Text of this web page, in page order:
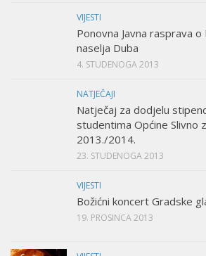
VIJESTI
Ponovna Javna rasprava
naselja Duba
4. STUDENOGA 2013
NATJEČAJI
Natječaj za dodjelu
studentima Općine Slivno
2013./2014.
23. STUDENOGA 2013
VIJESTI
Božićni koncert Gradske
19. PROSINCA 2013